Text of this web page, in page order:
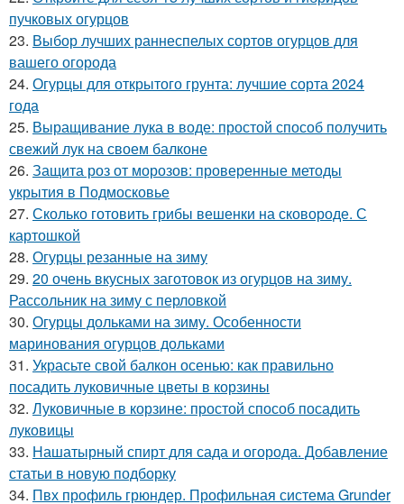
пучковых огурцов
23. Выбор лучших раннеспелых сортов огурцов для
вашего огорода
24. Огурцы для открытого грунта: лучшие сорта 2024
года
25. Выращивание лука в воде: простой способ получить
свежий лук на своем балконе
26. Защита роз от морозов: проверенные методы
укрытия в Подмосковье
27. Сколько готовить грибы вешенки на сковороде. С
картошкой
28. Огурцы резанные на зиму
29. 20 очень вкусных заготовок из огурцов на зиму.
Рассольник на зиму с перловкой
30. Огурцы дольками на зиму. Особенности
маринования огурцов дольками
31. Украсьте свой балкон осенью: как правильно
посадить луковичные цветы в корзины
32. Луковичные в корзине: простой способ посадить
луковицы
33. Нашатырный спирт для сада и огорода. Добавление
статьи в новую подборку
34. Пвх профиль грюндер. Профильная система Grunder